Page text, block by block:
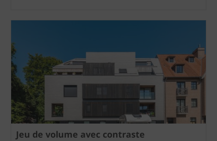
Jeu de volume avec contraste